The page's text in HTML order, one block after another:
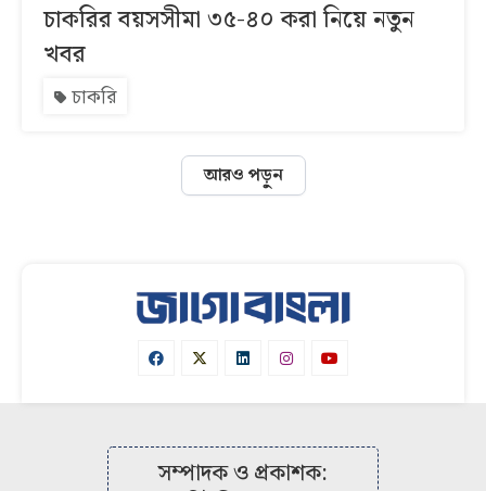
চাকরির বয়সসীমা ৩৫-৪০ করা নিয়ে নতুন
খবর
চাকরি
আরও পড়ুন
সম্পাদক ও প্রকাশক: